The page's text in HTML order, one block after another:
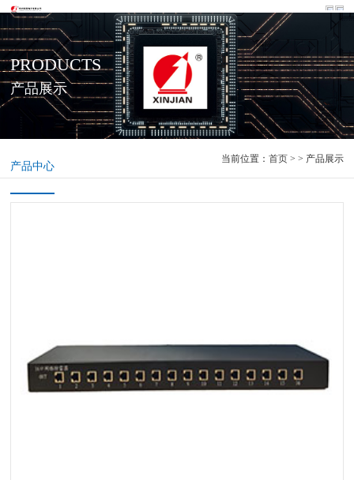
PRODUCTS
产品展示
产品中心
当前位置： 首页> > 产品展示